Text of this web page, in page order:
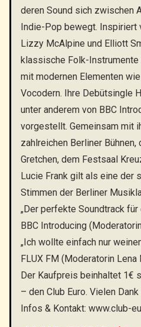
deren Sound sich zwischen
Indie-Pop bewegt. Inspiriert
Lizzy McAlpine und Elliott
klassische Folk-
mit modernen Elementen
Vocodern. Ihre Debütsingle
unter anderem von BBC
vorgestellt. Gemeinsam mit
zahlreichen Berliner
Gretchen, dem Festsaal
Lucie Frank gilt als eine der
Stimmen der Berliner
„Der perfekte Soundtrack für
BBC Introducing
„Ich wollte einfach nur
FLUX FM (Moderatorin Lena
Der Kaufpreis beinhaltet 1€
– den Club Euro. Vielen
Infos & Kontakt: www.club-